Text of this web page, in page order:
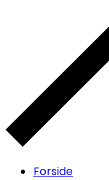
Forside